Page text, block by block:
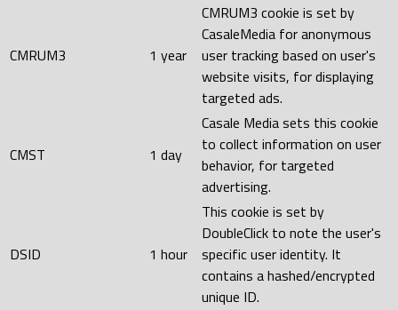
CMRUM3 1 year
CMRUM3 cookie is set by
CasaleMedia for anonymous
user tracking based on user's
website visits, for displaying
targeted ads.
CMST 1 day
Casale Media sets this cookie
to collect information on user
behavior, for targeted
advertising.
DSID 1 hour
This cookie is set by
DoubleClick to note the user's
specific user identity. It
contains a hashed/encrypted
unique ID.